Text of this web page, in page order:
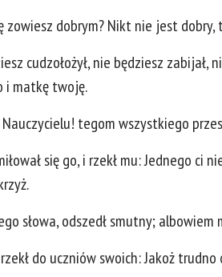
zowiesz dobrym? Nikt nie jest
cudzołożył, nie będziesz
i matkę twoję.
tegom wszystkiego
się go, i rzekł mu: Jednego
słowa, odszedł smutny; albowiem
do uczniów swoich: Jakoż